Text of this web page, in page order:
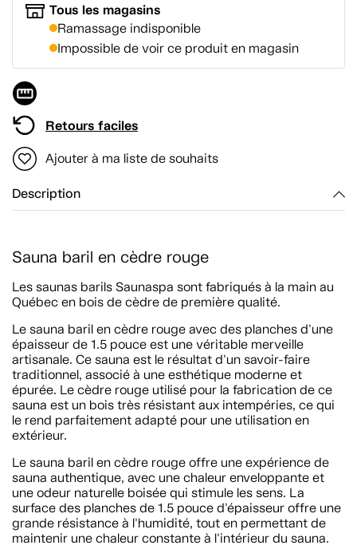
Tous les magasins
Ramassage indisponible
Impossible de voir ce produit en magasin
Retours faciles
Ajouter à ma liste de souhaits
Description
Sauna baril en cèdre rouge
Les saunas barils Saunaspa sont fabriqués à la main au
Québec en bois de cèdre de première qualité.
Le sauna baril en cèdre rouge avec des planches d'une
épaisseur de 1.5 pouce est une véritable merveille
artisanale. Ce sauna est le résultat d'un savoir-faire
traditionnel, associé à une esthétique moderne et
épurée. Le cèdre rouge utilisé pour la fabrication de ce
sauna est un bois très résistant aux intempéries, ce qui
le rend parfaitement adapté pour une utilisation en
extérieur.
Le sauna baril en cèdre rouge offre une expérience de
sauna authentique, avec une chaleur enveloppante et
une odeur naturelle boisée qui stimule les sens. La
surface des planches de 1.5 pouce d'épaisseur offre une
grande résistance à l'humidité, tout en permettant de
maintenir une chaleur constante à l'intérieur du sauna.